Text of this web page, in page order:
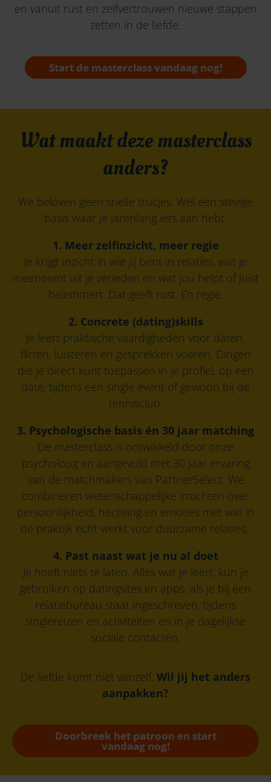
en vanuit rust en zelfvertrouwen nieuwe stappen
zetten in de liefde.
Start de masterclass vandaag nog!
Wat maakt deze masterclass
anders?
We beloven geen snelle trucjes. Wel een stevige
basis waar je jarenlang iets aan hebt.
1. Meer zelfinzicht, meer regie
Je krijgt inzicht in wie jij bent in relaties, wat je
meeneemt uit je verleden en wat jou helpt of juist
belemmert. Dat geeft rust. En regie.
2. Concrete (dating)skills
Je leert praktische vaardigheden voor daten,
flirten, luisteren en gesprekken voeren. Dingen
die je direct kunt toepassen in je profiel, op een
date, tijdens een single event of gewoon bij de
tennisclub.
3. Psychologische basis én 30 jaar matching
De masterclass is ontwikkeld door onze
psycholoog en aangevuld met 30 jaar ervaring
van de matchmakers van PartnerSelect. We
combineren wetenschappelijke inzichten over
persoonlijkheid, hechting en emoties met wat in
de praktijk echt werkt voor duurzame relaties..
4. Past naast wat je nu al doet
Je hoeft niets te laten. Alles wat je leert, kun je
gebruiken op datingsites en apps, als je bij een
relatiebureau staat ingeschreven, tijdens
singlereizen en activiteiten en in je dagelijkse
sociale contacten.
De liefde komt niet vanzelf. Wil jij het anders
aanpakken?
Doorbreek het patroon en start
vandaag nog!